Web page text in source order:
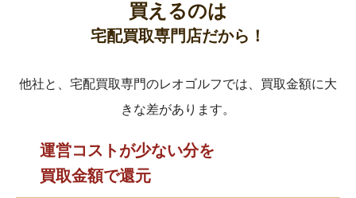
買えるのは
宅配買取専門店だから！
他社と、宅配買取専門のレオゴルフでは、買取金額に大
きな差があります。
運営コストが少ない分を
買取金額で還元